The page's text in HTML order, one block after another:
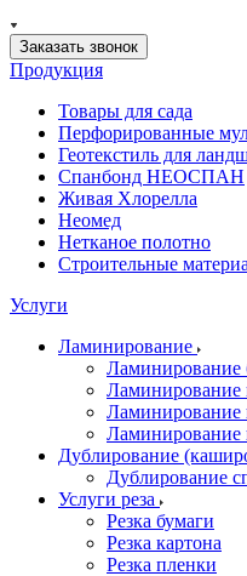
Заказать звонок
Продукция
Товары для сада
Перфорированные
Геотекстиль для
Спанбонд НЕОСПАН
Живая Хлорелла
Нeомед
Нетканое полотно
Строительные
Услуги
Ламинирование
Ламинирование
Ламинирование
Ламинирование
Ламинирование
Дублирование
Дублирование
Услуги реза
Резка бумаги
Резка картона
Резка пленки